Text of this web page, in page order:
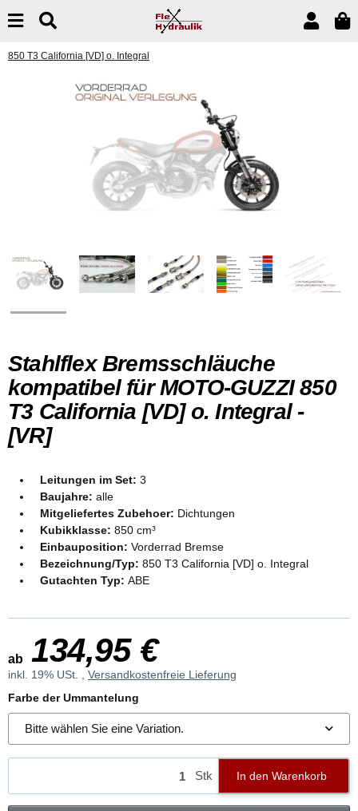
850 T3 California [VD] o. Integral
Stahlflex Bremsschläuche
kompatibel für MOTO-GUZZI 850
T3 California [VD] o. Integral -
[VR]
Leitungen im Set: 3
Baujahre: alle
Mitgeliefertes Zubehoer: Dichtungen
Kubikklasse: 850 cm³
Einbauposition: Vorderrad Bremse
Bezeichnung/Typ: 850 T3 California [VD] o. Integral
Gutachten Typ: ABE
ab 134,95 €
inkl. 19% USt. , Versandkostenfreie Lieferung
Farbe der Ummantelung
Bitte wählen Sie eine Variation.
Stk In den Warenkorb